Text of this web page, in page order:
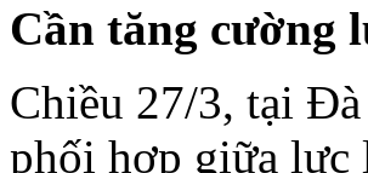
Cần tăng cường
Chiều 27/3, tại
phối hợp giữa lực